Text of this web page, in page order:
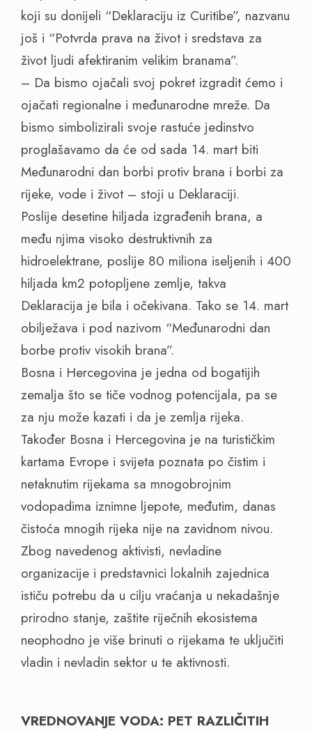
koji su donijeli “Deklaraciju iz Curitibe”, nazvanu
još i “Potvrda prava na život i sredstava za
život ljudi afektiranim velikim branama”.
– Da bismo ojačali svoj pokret izgradit ćemo i
ojačati regionalne i međunarodne mreže. Da
bismo simbolizirali svoje rastuće jedinstvo
proglašavamo da će od sada 14. mart biti
Međunarodni dan borbi protiv brana i borbi za
rijeke, vode i život – stoji u Deklaraciji.
Poslije desetine hiljada izgrađenih brana, a
među njima visoko destruktivnih za
hidroelektrane, poslije 80 miliona iseljenih i 400
hiljada km2 potopljene zemlje, takva
Deklaracija je bila i očekivana. Tako se 14. mart
obilježava i pod nazivom “Međunarodni dan
borbe protiv visokih brana”.
Bosna i Hercegovina je jedna od bogatijih
zemalja što se tiče vodnog potencijala, pa se
za nju može kazati i da je zemlja rijeka.
Također Bosna i Hercegovina je na turističkim
kartama Evrope i svijeta poznata po čistim i
netaknutim rijekama sa mnogobrojnim
vodopadima iznimne ljepote, međutim, danas
čistoća mnogih rijeka nije na zavidnom nivou.
Zbog navedenog aktivisti, nevladine
organizacije i predstavnici lokalnih zajednica
ističu potrebu da u cilju vraćanja u nekadašnje
prirodno stanje, zaštite riječnih ekosistema
neophodno je više brinuti o rijekama te uključiti
vladin i nevladin sektor u te aktivnosti.
VREDNOVANJE VODA: PET RAZLIČITIH